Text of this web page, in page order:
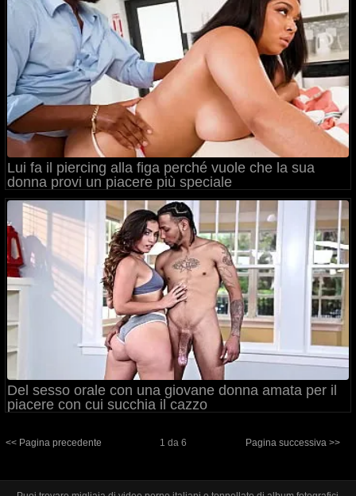
Lui fa il piercing alla figa perché vuole che la sua
donna provi un piacere più speciale
Del sesso orale con una giovane donna amata per il
piacere con cui succhia il cazzo
<< Pagina precedente 1 da 6 Pagina successiva >>